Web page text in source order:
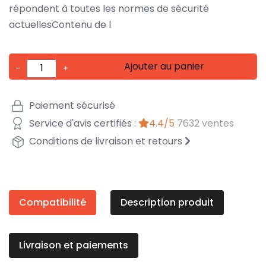
répondent à toutes les normes de sécurité
actuellesContenu de l
- + Ajouter au panier
Paiement sécurisé
Service d'avis certifiés :
4.4/5 7632 ventes
Conditions de livraison et retours
Compatibilité Description produit
Livraison et paiements